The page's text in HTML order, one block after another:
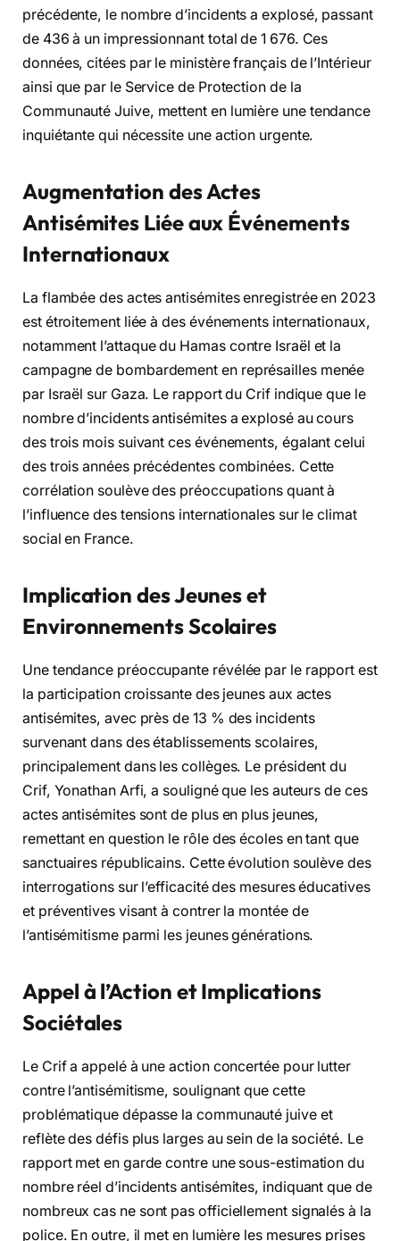
précédente, le nombre d’incidents a explosé, passant
de 436 à un impressionnant total de 1 676. Ces
données, citées par le ministère français de l’Intérieur
ainsi que par le Service de Protection de la
Communauté Juive, mettent en lumière une tendance
inquiétante qui nécessite une action urgente.
Augmentation des Actes
Antisémites Liée aux Événements
Internationaux
La flambée des actes antisémites enregistrée en 2023
est étroitement liée à des événements internationaux,
notamment l’attaque du Hamas contre Israël et la
campagne de bombardement en représailles menée
par Israël sur Gaza. Le rapport du Crif indique que le
nombre d’incidents antisémites a explosé au cours
des trois mois suivant ces événements, égalant celui
des trois années précédentes combinées. Cette
corrélation soulève des préoccupations quant à
l’influence des tensions internationales sur le climat
social en France.
Implication des Jeunes et
Environnements Scolaires
Une tendance préoccupante révélée par le rapport est
la participation croissante des jeunes aux actes
antisémites, avec près de 13 % des incidents
survenant dans des établissements scolaires,
principalement dans les collèges. Le président du
Crif, Yonathan Arfi, a souligné que les auteurs de ces
actes antisémites sont de plus en plus jeunes,
remettant en question le rôle des écoles en tant que
sanctuaires républicains. Cette évolution soulève des
interrogations sur l’efficacité des mesures éducatives
et préventives visant à contrer la montée de
l’antisémitisme parmi les jeunes générations.
Appel à l’Action et Implications
Sociétales
Le Crif a appelé à une action concertée pour lutter
contre l’antisémitisme, soulignant que cette
problématique dépasse la communauté juive et
reflète des défis plus larges au sein de la société. Le
rapport met en garde contre une sous-estimation du
nombre réel d’incidents antisémites, indiquant que de
nombreux cas ne sont pas officiellement signalés à la
police. En outre, il met en lumière les mesures prises